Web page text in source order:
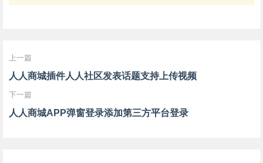
上一篇
人人商城插件人人社区发表话题支持上传视频
下一篇
人人商城APP弹窗登录添加第三方平台登录